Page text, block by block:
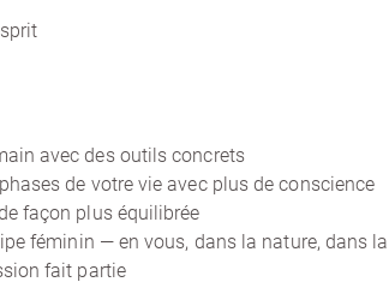
avec des outils concrets
de votre vie avec plus de conscience
façon plus équilibrée
féminin — en vous, dans la nature, dans
fait partie